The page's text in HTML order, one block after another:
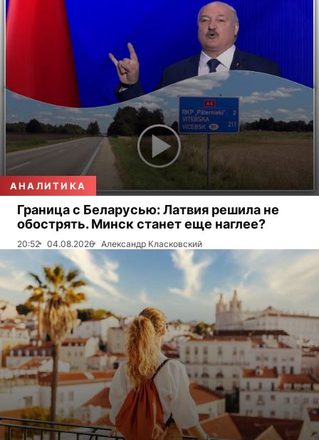
АНАЛИТИКА
Граница с Беларусью: Латвия решила не
обострять. Минск станет еще наглее?
20:52 04.08.2026 Александр Класковский